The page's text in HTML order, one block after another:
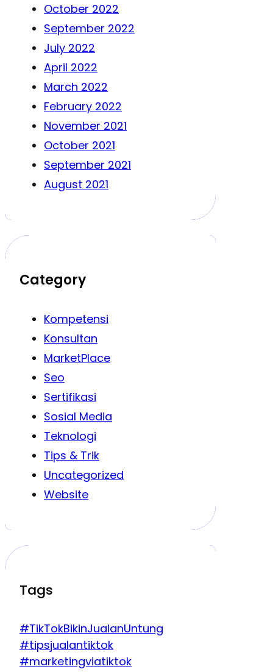
October 2022
September 2022
July 2022
April 2022
March 2022
February 2022
November 2021
October 2021
September 2021
August 2021
Category
Kompetensi
Konsultan
MarketPlace
Seo
Sertifikasi
Sosial Media
Teknologi
Tips & Trik
Uncategorized
Website
Tags
#TikTokBikinJualanUntung
#tipsjualantiktok
#marketingviatiktok